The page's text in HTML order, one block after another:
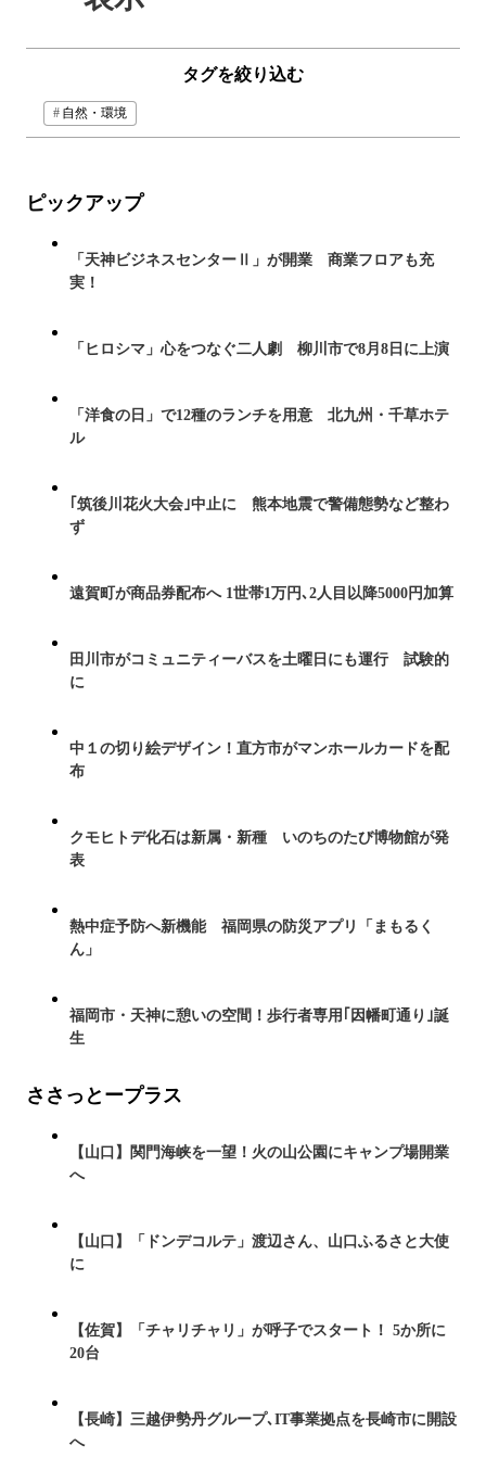
タグを絞り込む
自然・環境
ピックアップ
「天神ビジネスセンターⅡ」が開業 商業フロアも充
実！
「ヒロシマ」心をつなぐ二人劇 柳川市で8月8日に上演
「洋食の日」で12種のランチを用意 北九州・千草ホテ
ル
｢筑後川花火大会｣中止に 熊本地震で警備態勢など整わ
ず
遠賀町が商品券配布へ 1世帯1万円､2人目以降5000円加算
田川市がコミュニティーバスを土曜日にも運行 試験的
に
中１の切り絵デザイン！直方市がマンホールカードを配
布
クモヒトデ化石は新属・新種 いのちのたび博物館が発
表
熱中症予防へ新機能 福岡県の防災アプリ「まもるく
ん」
福岡市・天神に憩いの空間！歩行者専用｢因幡町通り｣誕
生
ささっとープラス
【山口】関門海峡を一望！火の山公園にキャンプ場開業
へ
【山口】「ドンデコルテ」渡辺さん、山口ふるさと大使
に
【佐賀】「チャリチャリ」が呼子でスタート！ 5か所に
20台
【長崎】三越伊勢丹グループ､IT事業拠点を長崎市に開設
へ